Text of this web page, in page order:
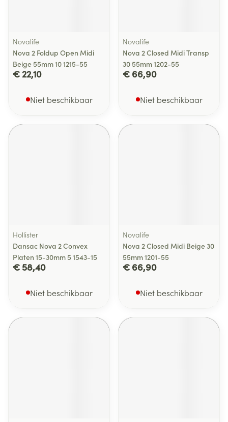
Novalife
Nova 2 Foldup Open Midi
Beige 55mm 10 1215-55
€ 22,10
Niet beschikbaar
Novalife
Nova 2 Closed Midi Transp
30 55mm 1202-55
€ 66,90
Niet beschikbaar
Hollister
Dansac Nova 2 Convex
Platen 15-30mm 5 1543-15
€ 58,40
Niet beschikbaar
Novalife
Nova 2 Closed Midi Beige 30
55mm 1201-55
€ 66,90
Niet beschikbaar